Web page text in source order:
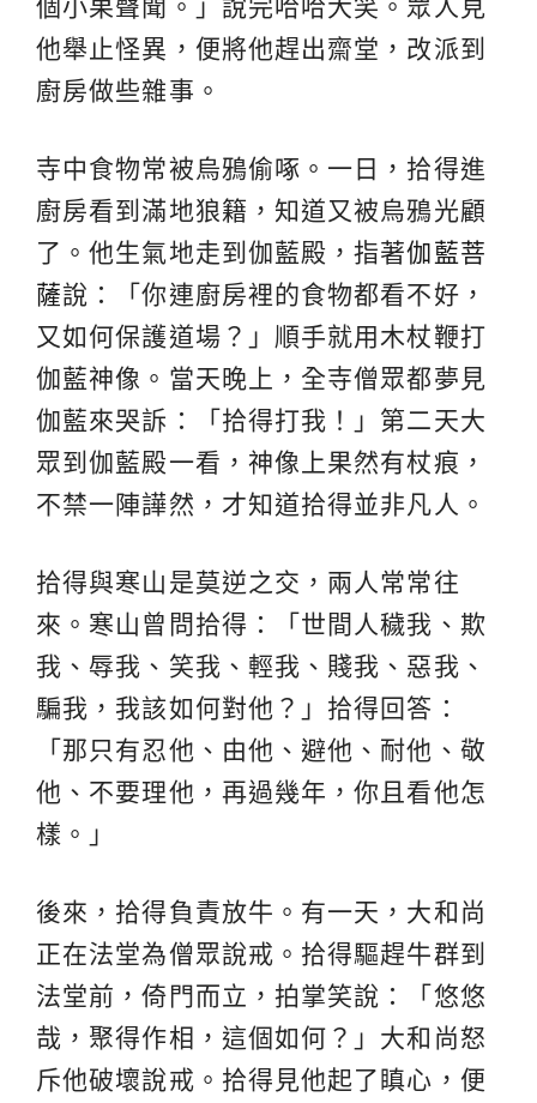
個小果聲聞。」說完哈哈大笑。眾人見
他舉止怪異，便將他趕出齋堂，改派到
廚房做些雜事。
寺中食物常被烏鴉偷啄。一日，拾得進
廚房看到滿地狼籍，知道又被烏鴉光顧
了。他生氣地走到伽藍殿，指著伽藍菩
薩說：「你連廚房裡的食物都看不好，
又如何保護道場？」順手就用木杖鞭打
伽藍神像。當天晚上，全寺僧眾都夢見
伽藍來哭訴：「拾得打我！」第二天大
眾到伽藍殿一看，神像上果然有杖痕，
不禁一陣譁然，才知道拾得並非凡人。
拾得與寒山是莫逆之交，兩人常常往
來。寒山曾問拾得：「世間人穢我、欺
我、辱我、笑我、輕我、賤我、惡我、
騙我，我該如何對他？」拾得回答：
「那只有忍他、由他、避他、耐他、敬
他、不要理他，再過幾年，你且看他怎
樣。」
後來，拾得負責放牛。有一天，大和尚
正在法堂為僧眾說戒。拾得驅趕牛群到
法堂前，倚門而立，拍掌笑說：「悠悠
哉，聚得作相，這個如何？」大和尚怒
斥他破壞說戒。拾得見他起了瞋心，便